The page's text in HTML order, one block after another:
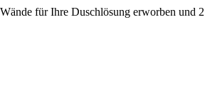
für Ihre Duschlösung erworben und